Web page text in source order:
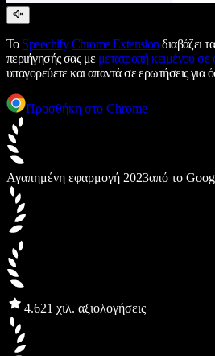
Το Speechify Chrome Extension διαβάζει
περιήγησής σας με μετατροπή κειμένου σε
υπαγορεύετε και απαντά σε ερωτήσεις για
Προσθήκη στο Chrome
Αγαπημένη εφαρμογή 2023από το
4.621 χιλ. αξιολογήσεις